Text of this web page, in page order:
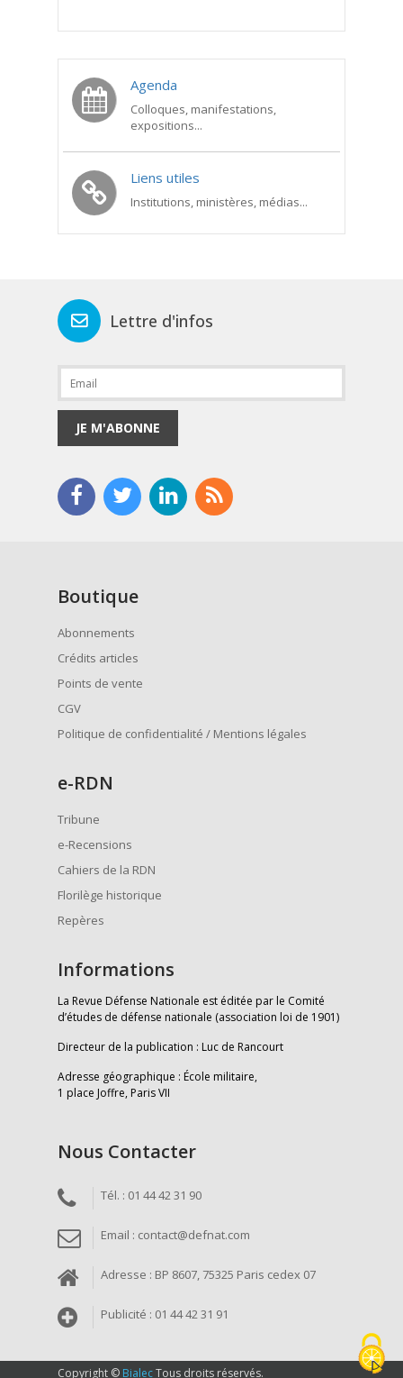
Agenda
Colloques, manifestations,
expositions...
Liens utiles
Institutions, ministères, médias...
Lettre d'infos
JE M'ABONNE
Boutique
Abonnements
Crédits articles
Points de vente
CGV
Politique de confidentialité / Mentions légales
e-RDN
Tribune
e-Recensions
Cahiers de la RDN
Florilège historique
Repères
Informations
La Revue Défense Nationale est éditée par le Comité
d’études de défense nationale (association loi de 1901)
Directeur de la publication : Luc de Rancourt
Adresse géographique : École militaire,
1 place Joffre, Paris VII
Nous Contacter
Tél. : 01 44 42 31 90
Email : contact@defnat.com
Adresse : BP 8607, 75325 Paris cedex 07
Publicité : 01 44 42 31 91
Copyright © BialecTous droits réservés.